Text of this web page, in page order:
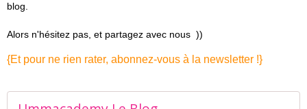
blog.
Alors n'hésitez pas, et partagez avec nous ))
{Et pour ne rien rater, abonnez-vous à la newsletter !}